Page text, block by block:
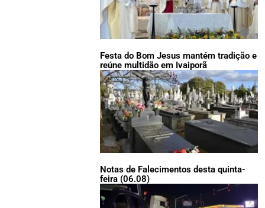
Festa do Bom Jesus mantém tradição e
reúne multidão em Ivaiporã
Notas de Falecimentos desta quinta-
feira (06.08)